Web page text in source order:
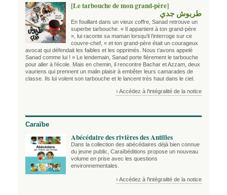
[Le tarbouche de mon grand-père]
طربوش جدي
En fouillant dans un vieux coffre, Sanad retrouve un
superbe tarbouche. « Il appartient à ton grand-père
», lui raconte sa maman lorsqu’il l’interroge sur ce
couvre-chef, « et ton grand-père était un courageux
avocat qui défendait les faibles et les opprimés. Nous t’avons appelé
Sanad comme lui ! » Le lendemain, Sanad porte fièrement le tarbouche
pour aller à l’école. Mais en chemin, il rencontre Bachar et Azzam, deux
vauriens qui prennent un malin plaisir à embêter leurs camarades de
classe. Ils lui volent son tarbouche et le lancent très haut dans le ciel.
› Accédez à l'intégralité de la notice
Caraïbe
Abécédaire des rivières des Antilles
Dans la collection des abécédaires déjà bien connue
du jeune public, Caraïbéditions propose un nouveau
volume en prise avec les questions
environnementales.
› Accédez à l'intégralité de la notice